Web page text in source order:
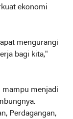
ekonomi
mengurangi
bagi kita,"
mampu menjadi
Perdagangan,